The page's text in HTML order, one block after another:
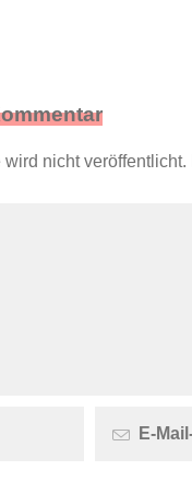
nicht veröffentlicht.